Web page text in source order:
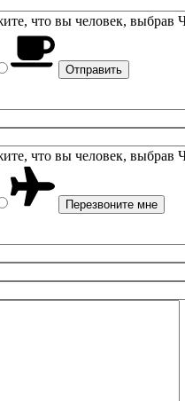
что вы человек, выбрав
что вы человек, выбрав